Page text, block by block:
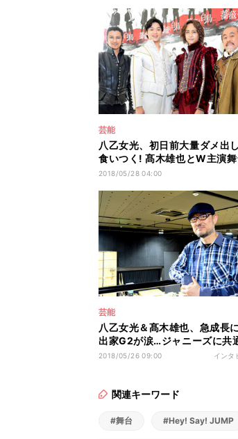
芸能
八乙女光、初日前大量ダメ出
食いつく! 髙木雄也とW主演舞
開幕
2018/05/28 04:00
芸能
八乙女光＆髙木雄也、急成長
出家G2が涙…ジャニーズに共
素養とは
2018/05/26 09:00 インタ
関連キーワード
#舞台 #Hey! Say! JUMP